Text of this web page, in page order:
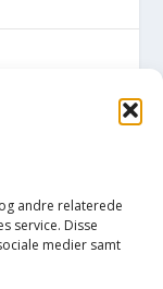
andre relaterede
service. Disse
medier samt